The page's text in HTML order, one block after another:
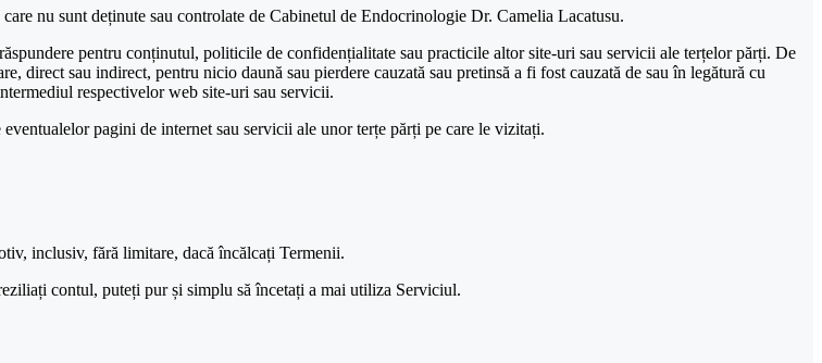
nu sunt deținute sau controlate de Cabinetul de Endocrinologie Dr. Camelia Lacatusu.
pentru conținutul, politicile de confidențialitate sau practicile altor site-uri sau servicii ale terțelor părți. De
sau indirect, pentru nicio daună sau pierdere cauzată sau pretinsă a fi fost cauzată de sau în legătură cu
respectivelor web site-uri sau servicii.
pagini de internet sau servicii ale unor terțe părți pe care le vizitați.
inclusiv, fără limitare, dacă încălcați Termenii.
contul, puteți pur și simplu să încetați a mai utiliza Serviciul.